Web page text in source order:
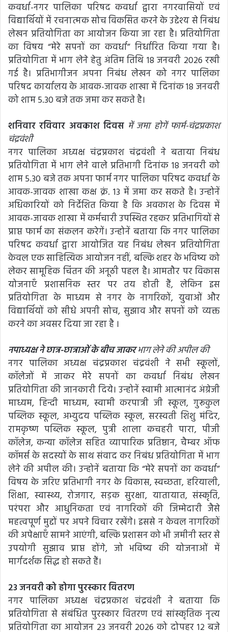
कवर्धा-नगर पालिका परिषद कवर्धा द्वारा नगरवासियों एवं
विद्यार्थियों में रचनात्मक सोच विकसित करने के उद्देश्य से निबंध
लेखन प्रतियोगिता का आयोजन किया जा रहा है। प्रतियोगिता
का विषय “मेरे सपनों का कवर्धा” निर्धारित किया गया है।
प्रतियोगिता में भाग लेने हेतु अंतिम तिथि 18 जनवरी 2026 रखी
गई है। प्रतिभागीजन अपना निबंध लेखन को नगर पालिका
परिषद कार्यालय के आवक-जावक शाखा में दिनांक 18 जनवरी
को शाम 5.30 बजे तक जमा कर सकते है।
शनिवार रविवार अवकाश दिवसमें जमा होगें फार्म-चंद्रप्रकाश
चंद्रवंशी
नगर पालिका अध्यक्ष चंद्रप्रकाश चंद्रवंशी ने बताया निबंध
प्रतियोगिता में भाग लेने वाले प्रतिभागी दिनांक 18 जनवरी को
शाम 5.30 बजे तक अपना फार्म नगर पालिका परिषद कवर्धा के
आवक-जावक शाखा कक्ष क्रं. 13 में जमा कर सकते है। उन्होनें
अधिकारियों को निर्देशित किया है कि अवकाश के दिवस में
आवक-जावक शाखा में कर्मचारी उपस्थित रहकर प्रतिभागियों से
प्राप्त फार्म का संकलन करेगें। उन्होनें बताया कि नगर पालिका
परिषद कवर्धा द्वारा आयोजित यह निबंध लेखन प्रतियोगिता
केवल एक साहित्यिक आयोजन नहीं, बल्कि शहर के भविष्य को
लेकर सामूहिक चिंतन की अनूठी पहल है। आमतौर पर विकास
योजनाएँ प्रशासनिक स्तर पर तय होती हैं, लेकिन इस
प्रतियोगिता के माध्यम से नगर के नागरिकों, युवाओं और
विद्यार्थियों को सीधे अपनी सोच, सुझाव और सपनों को व्यक्त
करने का अवसर दिया जा रहा है ।
नपाध्यक्ष ने छात्र-छात्राओं के बीच जाकरभाग लेने की अपील की
नगर पालिका अध्यक्ष चंद्रप्रकाश चंद्रवंशी ने सभी स्कूलों,
कॉलेजों में जाकर मेरे सपनों का कवर्धा निबंध लेखन
प्रतियोगिता की जानकारी दिये। उन्होनें स्वामी आत्मानंद अंग्रेजी
माध्यम, हिन्दी माध्यम, स्वामी करपात्री जी स्कूल, गुरूकुल
पब्लिक स्कूल, अभ्युदय पब्लिक स्कूल, सरस्वती शिशु मंदिर,
रामकृष्ण पब्लिक स्कूल, पुत्री शाला कचहरी पारा, पीजी
कॉलेज, कन्या कॉलेज सहित व्यापारिक प्रतिष्ठान, चैम्बर ऑफ
कॉमर्स के सदस्यों के साथ संवाद कर निबंध प्रतियोगिता में भाग
लेने की अपील की। उन्होनें बताया कि “मेरे सपनों का कवर्धा”
विषय के जरिए प्रतिभागी नगर के विकास, स्वच्छता, हरियाली,
शिक्षा, स्वास्थ्य, रोजगार, सड़क सुरक्षा, यातायात, संस्कृति,
परंपरा और आधुनिकता एवं नागरिकों की जिम्मेदारी जैसे
महत्वपूर्ण मुद्दों पर अपने विचार रखेंगे। इससे न केवल नागरिकों
की अपेक्षाएँ सामने आएंगी, बल्कि प्रशासन को भी जमीनी स्तर से
उपयोगी सुझाव प्राप्त होंगे, जो भविष्य की योजनाओं में
मार्गदर्शक सिद्ध हो सकते हैं।
23 जनवरी को होगा पुरस्कार वितरण
नगर पालिका अध्यक्ष चंद्रप्रकाश चंद्रवंशी ने बताया कि
प्रतियोगिता से संबंधित पुरस्कार वितरण एवं सांस्कृतिक नृत्य
प्रतियोगिता का आयोजन 23 जनवरी 2026 को दोपहर 12 बजे